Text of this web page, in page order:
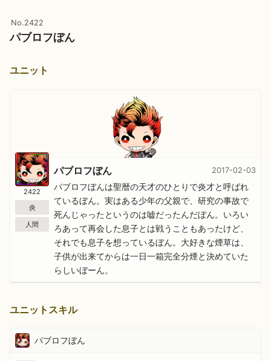
No.2422
パブロフぼん
ユニット
2422
炎
人間
パブロフぼん 2017-02-03
パブロフぼんは聖暦の天才のひとりで炎才と呼ばれ
ているぼん。実はある少年の父親で、研究の事故で
死んじゃったというのは嘘だったんだぼん。いろい
ろあって再会した息子とは戦うこともあったけど、
それでも息子を想っているぼん。大好きな煙草は、
子供が出来てからは一日一箱完全分煙と決めていた
らしいぼーん。
ユニットスキル
パブロフぼん